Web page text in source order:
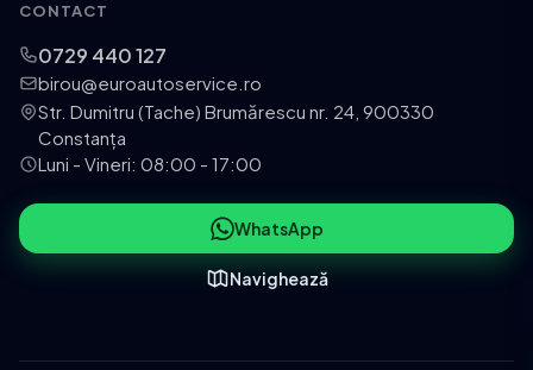
CONTACT
0729 440 127
birou@euroautoservice.ro
Str. Dumitru (Tache) Brumărescu nr. 24, 900330
Constanța
Luni - Vineri: 08:00 - 17:00
WhatsApp
Navighează